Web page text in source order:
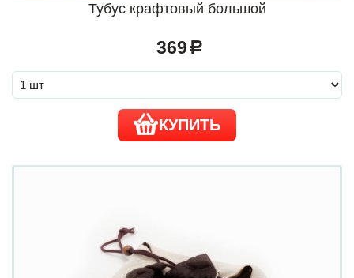
Тубус крафтовый большой
369 a
КУПИТЬ